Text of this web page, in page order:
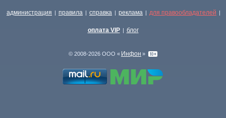
администрация | правила | справка | реклама | для правообладателей |
оплата VIP | блог
© 2008-2026 ООО « Инфон »